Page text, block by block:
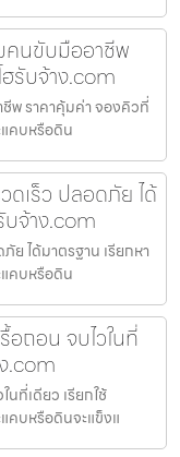
คนขับมืออาชีพ
รับจ้าง.com
ชีพ ราคาคุ้มค่า จองคิวที่
คบหรือดิน
เร็ว ปลอดภัย ได้
จ้าง.com
ได้มาตรฐาน เรียกหา
คบหรือดิน
ถอน จบไวในที่
.com
ที่เดียว เรียกใช้
คบหรือดินจะแข็งแ